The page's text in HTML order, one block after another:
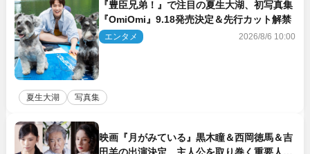
『豊臣兄弟！』で注目の夏生大湖、初写真集
『OmiOmi』9.18発売決定＆先行カット解禁
エンタメ 2026/8/6 10:00
夏生大湖 写真集
映画『月がみている』黒木瞳＆西岡徳馬＆吉